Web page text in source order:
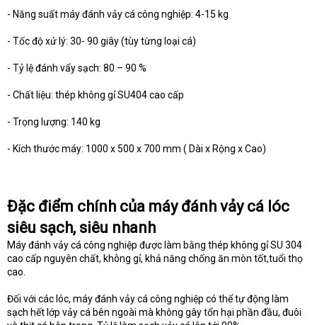
- Năng suất máy đánh vảy cá công nghiệp: 4-15 kg
- Tốc độ xử lý: 30- 90 giây (tùy từng loại cá)
- Tỷ lệ đánh vẩy sạch: 80 – 90 %
- Chất liệu: thép không gỉ SU404 cao cấp
- Trọng lượng: 140 kg
- Kích thước máy: 1000 x 500 x 700 mm ( Dài x Rộng x Cao)
Đặc điểm chính của máy đánh vảy cá lóc
siêu sạch, siêu nhanh
Máy đánh vảy cá công nghiệp được làm bằng thép không gỉ SU 304
cao cấp nguyên chất, không gỉ, khả năng chống ăn mòn tốt,tuổi thọ
cao.
Đối với các lóc, máy đánh vảy cá công nghiệp có thể tự động làm
sạch hết lớp vảy cá bên ngoài mà không gây tổn hại phần đầu, đuôi